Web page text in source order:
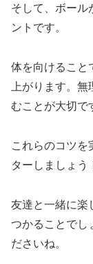
そして、ボール
ントです。
体を向けること
上がります。
むことが大切で
これらのコツを
ターしましょう
友達と一緒に楽
つかることでし
ださいね。